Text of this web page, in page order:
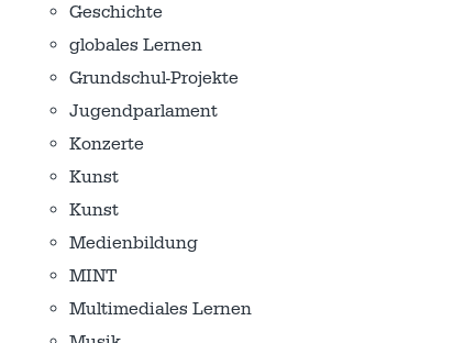
Geschichte
globales Lernen
Grundschul-Projekte
Jugendparlament
Konzerte
Kunst
Kunst
Medienbildung
MINT
Multimediales Lernen